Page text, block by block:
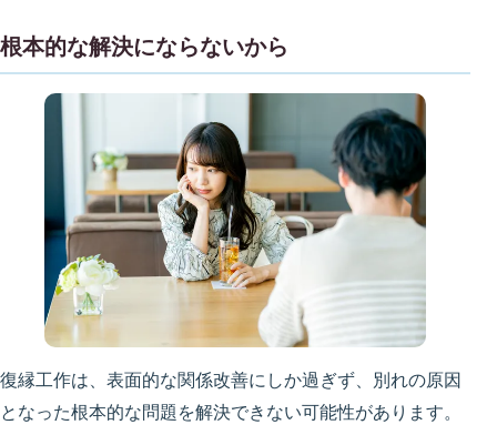
根本的な解決にならないから
復縁工作は、表面的な関係改善にしか過ぎず、別れの原因
となった根本的な問題を解決できない可能性があります。